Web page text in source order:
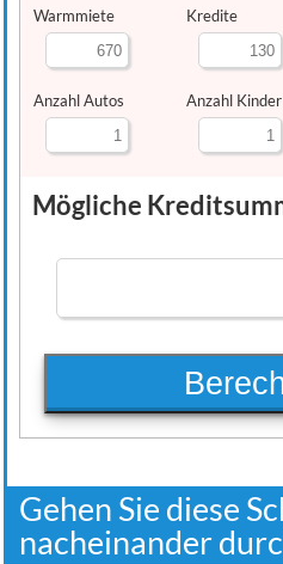
Warmmiete Kredite
Anzahl Autos Anzahl Kinder
Mögliche
Gehen Sie diese
nacheinander